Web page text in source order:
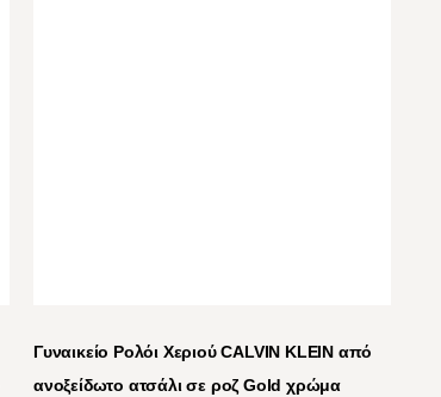
Γυναικείο Ρολόι Χεριού CALVIN KLEIN από
ανοξείδωτο ατσάλι σε ροζ Gold χρώμα